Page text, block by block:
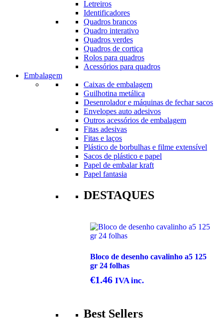
Letreiros
Identificadores
Quadros brancos
Quadro interativo
Quadros verdes
Quadros de cortiça
Rolos para quadros
Acessórios para quadros
Embalagem
Caixas de embalagem
Guilhotina metálica
Desenrolador e máquinas de fechar sacos
Envelopes auto adesivos
Outros acessórios de embalagem
Fitas adesivas
Fitas e laços
Plástico de borbulhas e filme extensível
Sacos de plástico e papel
Papel de embalar kraft
Papel fantasia
DESTAQUES
Bloco de desenho cavalinho a5 125
gr 24 folhas
€1.46 IVA inc.
Best Sellers